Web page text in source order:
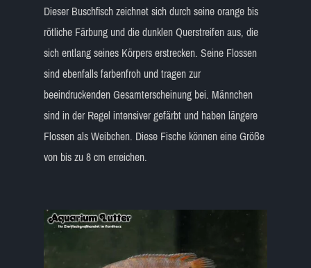
Dieser Buschfisch zeichnet sich durch seine orange bis
rötliche Färbung und die dunklen Querstreifen aus, die
sich entlang seines Körpers erstrecken. Seine Flossen
sind ebenfalls farbenfroh und tragen zur
beeindruckenden Gesamterscheinung bei. Männchen
sind in der Regel intensiver gefärbt und haben längere
Flossen als Weibchen. Diese Fische können eine Größe
von bis zu 8 cm erreichen.